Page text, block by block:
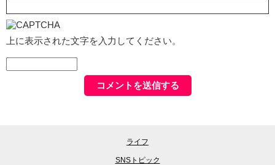
上に表示された文字を入力してください。
ライフ
SNSトピック